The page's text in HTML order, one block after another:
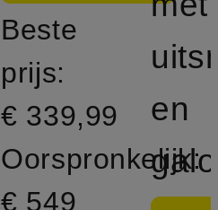
Beste
prijs:
€ 339,99
Oorspronkelijk:
€ 549
en